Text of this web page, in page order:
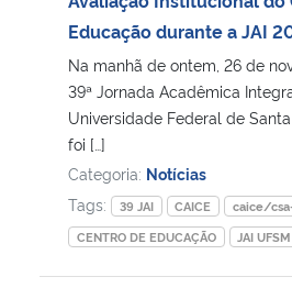
Educação durante a JAI
Na manhã de ontem, 26 de
39ª Jornada Acadêmica
Universidade Federal de
foi […]
Categoria: Notícias
Tags:
39 JAI CAICE
caice/
CENTRO DE EDUCAÇÃO
JAI UFSM